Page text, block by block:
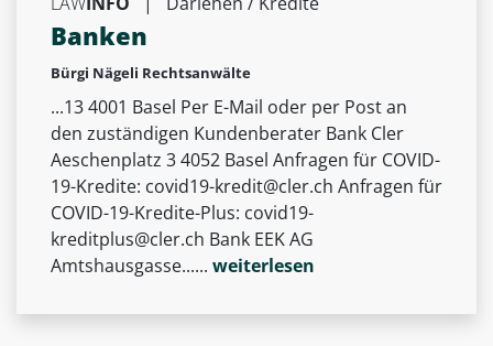
Banken
Bürgi Nägeli Rechtsanwälte
...13 4001 Basel Per E-Mail oder per Post an
den zuständigen Kundenberater Bank Cler
Aeschenplatz 3 4052 Basel Anfragen für COVID-
19-Kredite: covid19-kredit@cler.ch Anfragen für
COVID-19-Kredite-Plus: covid19-
kreditplus@cler.ch Bank EEK AG
Amtshausgasse...... weiterlesen